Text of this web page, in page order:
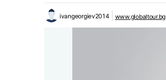
ivangeorgiev2014 www.globaltour.bg